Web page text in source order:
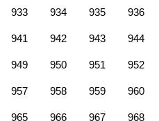
933 934 935 936
941 942 943 944
949 950 951 952
957 958 959 960
965 966 967 968